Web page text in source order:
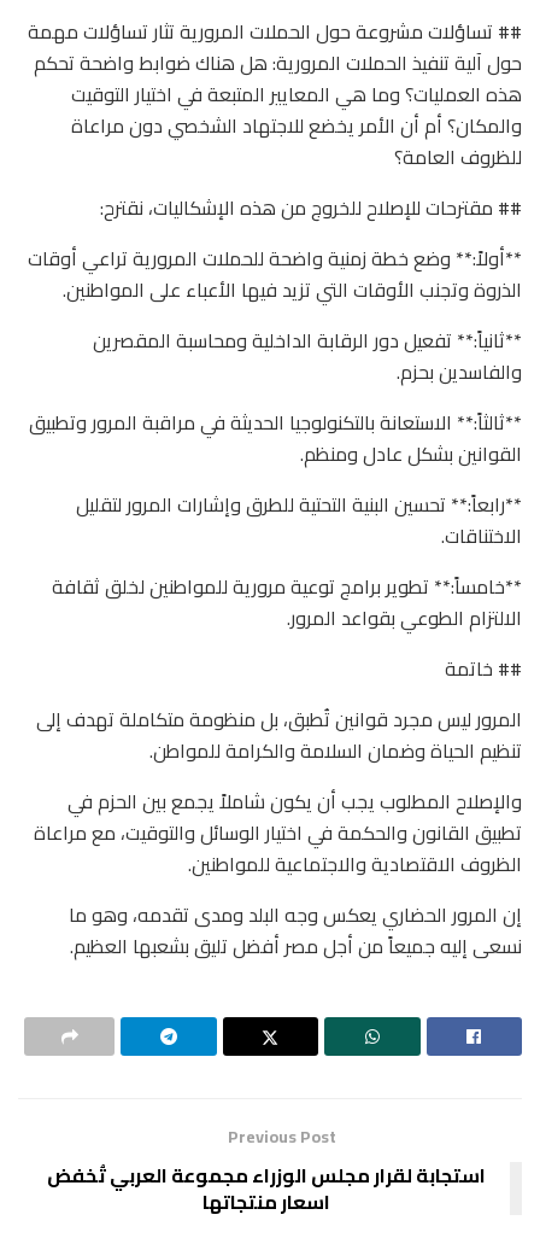
## تساؤلات مشروعة حول الحملات المرورية تثار تساؤلات مهمة
حول آلية تنفيذ الحملات المرورية: هل هناك ضوابط واضحة تحكم
هذه العمليات؟ وما هي المعايير المتبعة في اختيار التوقيت
والمكان؟ أم أن الأمر يخضع للاجتهاد الشخصي دون مراعاة
للظروف العامة؟
## مقترحات للإصلاح للخروج من هذه الإشكاليات، نقترح:
**أولاً:** وضع خطة زمنية واضحة للحملات المرورية تراعي أوقات
الذروة وتجنب الأوقات التي تزيد فيها الأعباء على المواطنين.
**ثانياً:** تفعيل دور الرقابة الداخلية ومحاسبة المقصرين
والفاسدين بحزم.
**ثالثاً:** الاستعانة بالتكنولوجيا الحديثة في مراقبة المرور وتطبيق
القوانين بشكل عادل ومنظم.
**رابعاً:** تحسين البنية التحتية للطرق وإشارات المرور لتقليل
الاختناقات.
**خامساً:** تطوير برامج توعية مرورية للمواطنين لخلق ثقافة
الالتزام الطوعي بقواعد المرور.
## خاتمة
المرور ليس مجرد قوانين تُطبق، بل منظومة متكاملة تهدف إلى
تنظيم الحياة وضمان السلامة والكرامة للمواطن.
والإصلاح المطلوب يجب أن يكون شاملاً يجمع بين الحزم في
تطبيق القانون والحكمة في اختيار الوسائل والتوقيت، مع مراعاة
الظروف الاقتصادية والاجتماعية للمواطنين.
إن المرور الحضاري يعكس وجه البلد ومدى تقدمه، وهو ما
نسعى إليه جميعاً من أجل مصر أفضل تليق بشعبها العظيم.
Previous Post
استجابة لقرار مجلس الوزراء مجموعة العربي تُخفض
اسعار منتجاتها